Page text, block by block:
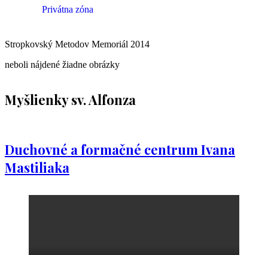
Privátna zóna
Stropkovský Metodov Memoriál 2014
neboli nájdené žiadne obrázky
Myšlienky sv. Alfonza
Duchovné a formačné centrum Ivana
Mastiliaka